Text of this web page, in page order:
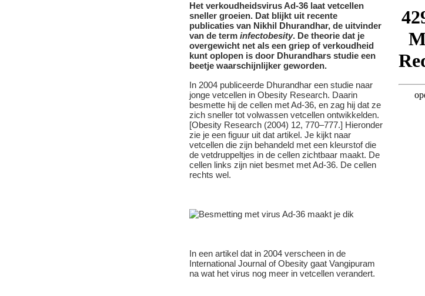
Het verkoudheidsvirus Ad-36 laat vetcellen
sneller groeien. Dat blijkt uit recente
publicaties van Nikhil Dhurandhar, de uitvinder
van de term infectobesity. De theorie dat je
overgewicht net als een griep of verkoudheid
kunt oplopen is door Dhurandhars studie een
beetje waarschijnlijker geworden.
In 2004 publiceerde Dhurandhar een studie naar
jonge vetcellen in Obesity Research. Daarin
besmette hij de cellen met Ad-36, en zag hij dat ze
zich sneller tot volwassen vetcellen ontwikkelden.
[Obesity Research (2004) 12, 770–777.] Hieronder
zie je een figuur uit dat artikel. Je kijkt naar
vetcellen die zijn behandeld met een kleurstof die
de vetdruppeltjes in de cellen zichtbaar maakt. De
cellen links zijn niet besmet met Ad-36. De cellen
rechts wel.
In een artikel dat in 2004 verscheen in de
International Journal of Obesity gaat Vangipuram
na wat het virus nog meer in vetcellen verandert.